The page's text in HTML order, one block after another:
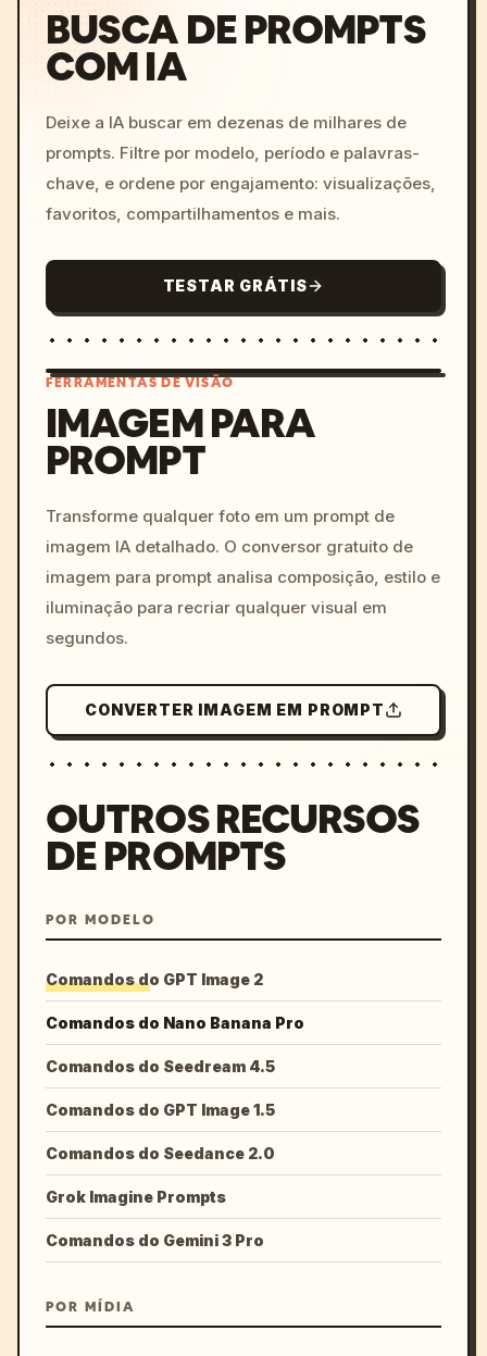
BUSCA DE PROMPTS
COM IA
Deixe a IA buscar em dezenas de milhares de
prompts. Filtre por modelo, período e palavras-
chave, e ordene por engajamento: visualizações,
favoritos, compartilhamentos e mais.
TESTAR GRÁTIS
colors, 8k --v 6.0
FERRAMENTAS DE VISÃO
IMAGEM PARA
PROMPT
Transforme qualquer foto em um prompt de
imagem IA detalhado. O conversor gratuito de
imagem para prompt analisa composição, estilo e
iluminação para recriar qualquer visual em
segundos.
CONVERTER IMAGEM EM PROMPT
OUTROS RECURSOS
DE PROMPTS
POR MODELO
Comandos do GPT Image 2
Comandos do Nano Banana Pro
Comandos do Seedream 4.5
Comandos do GPT Image 1.5
Comandos do Seedance 2.0
Grok Imagine Prompts
Comandos do Gemini 3 Pro
POR MÍDIA